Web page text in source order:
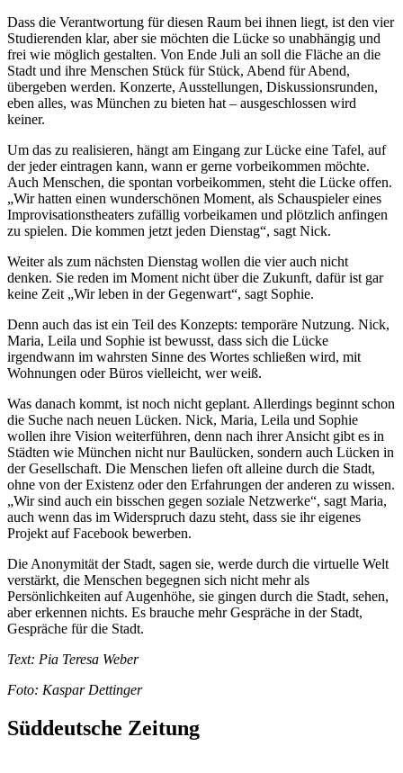
Dass die Verantwortung für diesen Raum bei ihnen liegt, ist den vier
Studierenden klar, aber sie möchten die Lücke so unabhängig und
frei wie möglich gestalten. Von Ende Juli an soll die Fläche an die
Stadt und ihre Menschen Stück für Stück, Abend für Abend,
übergeben werden. Konzerte, Ausstellungen, Diskussionsrunden,
eben alles, was München zu bieten hat – ausgeschlossen wird
keiner.
Um das zu realisieren, hängt am Eingang zur Lücke eine Tafel, auf
der jeder eintragen kann, wann er gerne vorbeikommen möchte.
Auch Menschen, die spontan vorbeikommen, steht die Lücke offen.
„Wir hatten einen wunderschönen Moment, als Schauspieler eines
Improvisationstheaters zufällig vorbeikamen und plötzlich anfingen
zu spielen. Die kommen jetzt jeden Dienstag“, sagt Nick.
Weiter als zum nächsten Dienstag wollen die vier auch nicht
denken. Sie reden im Moment nicht über die Zukunft, dafür ist gar
keine Zeit „Wir leben in der Gegenwart“, sagt Sophie.
Denn auch das ist ein Teil des Konzepts: temporäre Nutzung. Nick,
Maria, Leila und Sophie ist bewusst, dass sich die Lücke
irgendwann im wahrsten Sinne des Wortes schließen wird, mit
Wohnungen oder Büros vielleicht, wer weiß.
Was danach kommt, ist noch nicht geplant. Allerdings beginnt schon
die Suche nach neuen Lücken. Nick, Maria, Leila und Sophie
wollen ihre Vision weiterführen, denn nach ihrer Ansicht gibt es in
Städten wie München nicht nur Baulücken, sondern auch Lücken in
der Gesellschaft. Die Menschen liefen oft alleine durch die Stadt,
ohne von der Existenz oder den Erfahrungen der anderen zu wissen.
„Wir sind auch ein bisschen gegen soziale Netzwerke“, sagt Maria,
auch wenn das im Widerspruch dazu steht, dass sie ihr eigenes
Projekt auf Facebook bewerben.
Die Anonymität der Stadt, sagen sie, werde durch die virtuelle Welt
verstärkt, die Menschen begegnen sich nicht mehr als
Persönlichkeiten auf Augenhöhe, sie gingen durch die Stadt, sehen,
aber erkennen nichts. Es brauche mehr Gespräche in der Stadt,
Gespräche für die Stadt.
Text: Pia Teresa Weber
Foto: Kaspar Dettinger
Süddeutsche Zeitung